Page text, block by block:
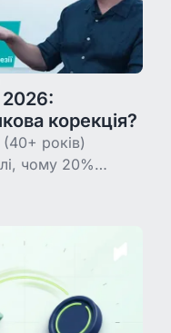
2026:
корекція?
років)
чому 20%